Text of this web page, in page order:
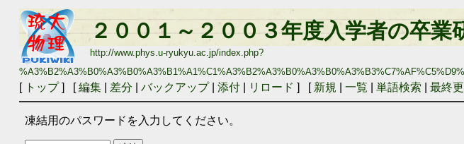
２００１～２００３年度入学者の卒業
http://www.phys.u-ryukyu.ac.jp/index.php?
[ トップ] [編集| 差分 バックアップ| 添付| リロード ] [ 新規 一覧 単語検索 最終
凍結用のパスワードを入力してください。